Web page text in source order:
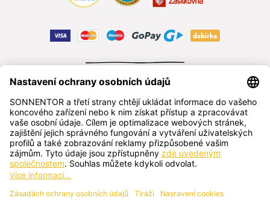
čeština
SONNENTOR s.r.o.
Příhon 943, 696 15 Čejkovice, Česká republika
+420 518 362 687 sonnentor@sonnentor.cz